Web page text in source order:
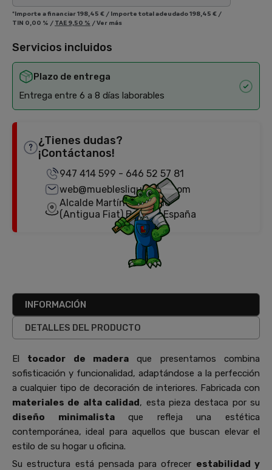
*Importe a financiar198,45 € / Importe total adeudado198,45 € /
TIN 0,00 % / TAE 9,50 % /Ver más
Servicios incluidos
Plazo de entrega
Entrega entre 6 a 8 días laborables
¿Tienes dudas?
¡Contáctanos!
947 414 599 - 646 52 57 81
web@mueblesliquidator.com
Alcalde Martín Cobos, 18
(Antigua Fiat) Burgos, España
INFORMACIÓN
DETALLES DEL PRODUCTO
El tocador de madera que presentamos combina
sofisticación y funcionalidad, adaptándose a la perfección
a cualquier tipo de decoración de interiores. Fabricada con
materiales de alta calidad, esta pieza destaca por su
diseño minimalistaque refleja una estética
contemporánea, ideal para aquellos que buscan elevar el
estilo de su hogar u oficina.
Su estructura está pensada para ofrecer estabilidad y